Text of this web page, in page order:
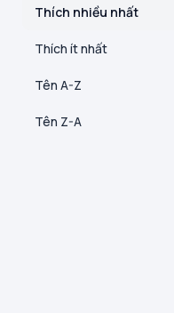
Thích nhiều nhất
Thích ít nhất
Tên A-Z
Tên Z-A